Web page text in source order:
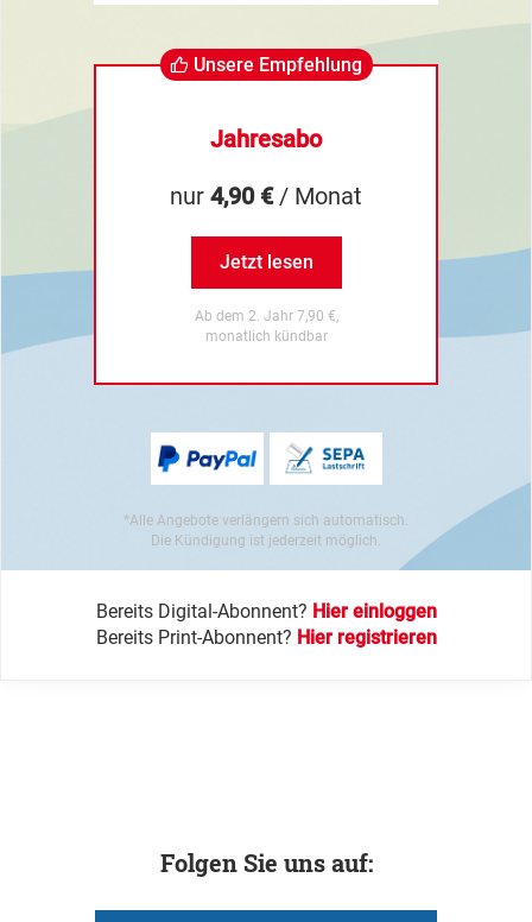
Unsere Empfehlung
Jahresabo
nur 4,90 €/ Monat
Jetzt lesen
Ab dem 2. Jahr 7,90 €,
monatlich kündbar
*Alle Angebote verlängern sich automatisch.
Die Kündigung ist jederzeit möglich.
Bereits Digital-Abonnent? Hier einloggen
Bereits Print-Abonnent? Hier registrieren
Folgen Sie uns auf: